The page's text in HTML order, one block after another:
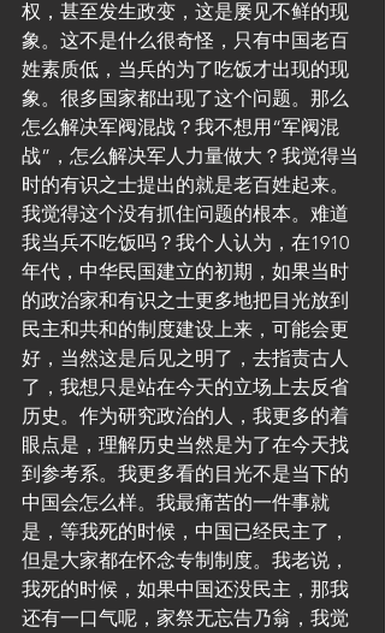
权，甚至发生政变，这是屡见不鲜的现
象。这不是什么很奇怪，只有中国老百
姓素质低，当兵的为了吃饭才出现的现
象。很多国家都出现了这个问题。那么
怎么解决军阀混战？我不想用“军阀混
战”，怎么解决军人力量做大？我觉得当
时的有识之士提出的就是老百姓起来。
我觉得这个没有抓住问题的根本。难道
我当兵不吃饭吗？我个人认为，在1910
年代，中华民国建立的初期，如果当时
的政治家和有识之士更多地把目光放到
民主和共和的制度建设上来，可能会更
好，当然这是后见之明了，去指责古人
了，我想只是站在今天的立场上去反省
历史。作为研究政治的人，我更多的着
眼点是，理解历史当然是为了在今天找
到参考系。我更多看的目光不是当下的
中国会怎么样。我最痛苦的一件事就
是，等我死的时候，中国已经民主了，
但是大家都在怀念专制制度。我老说，
我死的时候，如果中国还没民主，那我
还有一口气呢，家祭无忘告乃翁，我觉